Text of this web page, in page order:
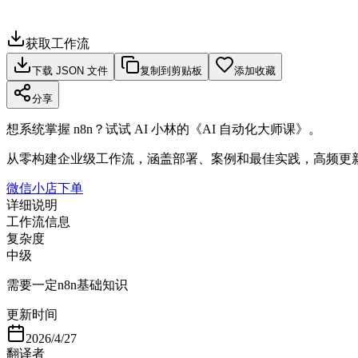
获取工作流
下载 JSON 文件 复制到剪贴板 添加收藏
分享
想系统掌握 n8n？试试 AI 小林的《AI 自动化大师课》。
从零构建企业级工作流，涵盖部署、案例和最佳实践，高频更
微信小店下单
详细说明
工作流信息
复杂度
中级
需要一定n8n基础知识
更新时间
2026/4/27
翻译者